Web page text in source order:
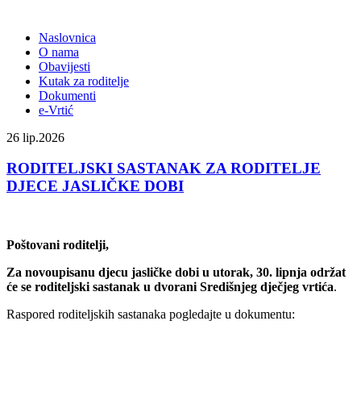
Naslovnica
O nama
Obavijesti
Kutak za roditelje
Dokumenti
e-Vrtić
26 lip.2026
RODITELJSKI SASTANAK ZA RODITELJE
DJECE JASLIČKE DOBI
Poštovani roditelji,
Za novoupisanu djecu jasličke dobi u utorak, 30. lipnja održat
će se roditeljski sastanak u dvorani Središnjeg dječjeg vrtića.
Raspored roditeljskih sastanaka pogledajte u dokumentu: